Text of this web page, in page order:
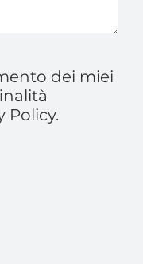
dei miei
Policy.